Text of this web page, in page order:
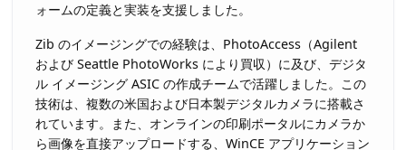
ォームの定義と実装を支援しました。
Zib のイメージングでの経験は、PhotoAccess（Agilent
および Seattle PhotoWorks により買収）に及び、デジタ
ル イメージング ASIC の作成チームで活躍しました。この
技術は、複数の米国および日本製デジタルカメラに搭載さ
れています。また、オンラインの印刷ポータルにカメラか
ら画像を直接アップロードする、WinCE アプリケーション